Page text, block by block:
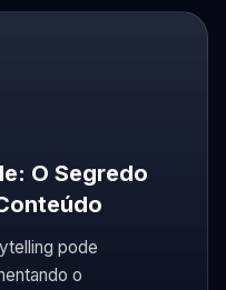
O Segredo
pode
o